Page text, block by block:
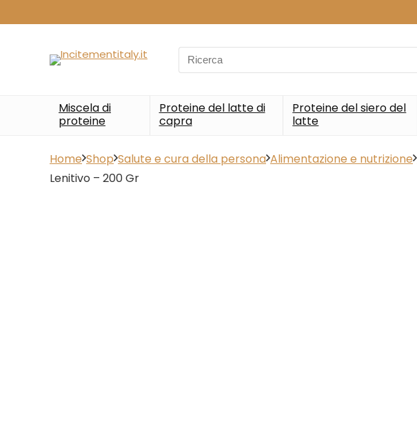
Search
for:
Miscela di
proteine
Proteine del latte di
capra
Proteine del siero del
latte
Home Shop Salute e cura della persona Alimentazione e nutrizione
Lenitivo – 200 Gr